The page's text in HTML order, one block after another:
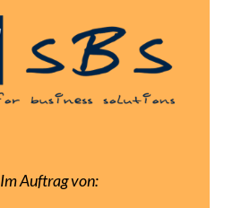
Im Auftrag von: